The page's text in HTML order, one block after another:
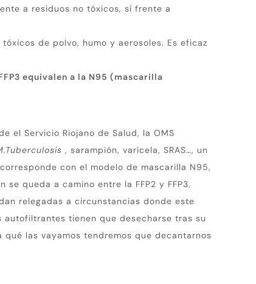
a residuos no tóxicos, sí frente a
de polvo, humo y aerosoles. Es eficaz
equivalen a la N95 (mascarilla
el Servicio Riojano de Salud, la OMS
, sarampión, varicela, SRAS…, un
con el modelo de mascarilla N95,
queda a camino entre la FFP2 y FFP3.
relegadas a circunstancias donde este
autofiltrantes tienen que desecharse tras su
las vayamos tendremos que decantarnos